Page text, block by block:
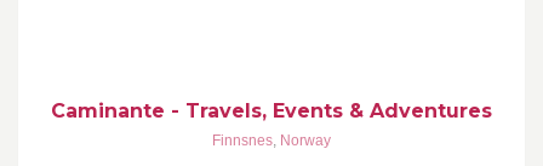
Caminante - Travels, Events & Adventures
Finnsnes, Norway